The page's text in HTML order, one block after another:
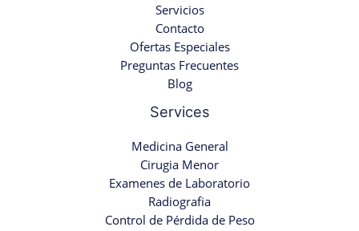
Servicios
Contacto
Ofertas Especiales
Preguntas Frecuentes
Blog
Services
Medicina General
Cirugia Menor
Examenes de Laboratorio
Radiografia
Control de Pérdida de Peso